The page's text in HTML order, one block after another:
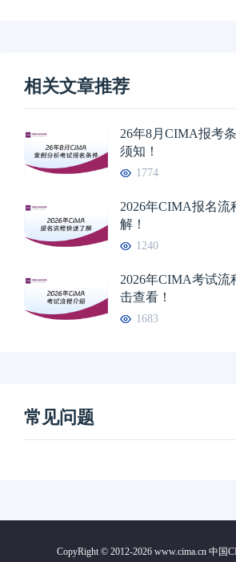
相关文章推荐
26年8月CIMA报考
须知！
1774
2026年CIMA报名流
解！
1240
2026年CIMA考试流
击查看！
1683
常见问题
CopyRight © 2012-2026 www.cima.cn 中国